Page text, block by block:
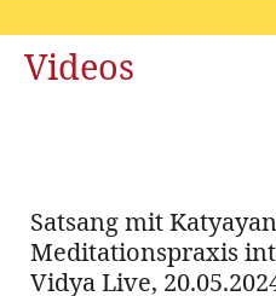
Videos
Satsang mit
Meditationspraxis
Vidya Live,